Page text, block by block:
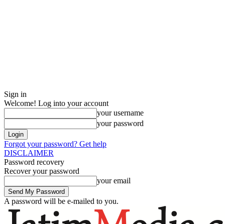
Sign in
Welcome! Log into your account
your username
your password
Forgot your password? Get help
DISCLAIMER
Password recovery
Recover your password
your email
A password will be e-mailed to you.